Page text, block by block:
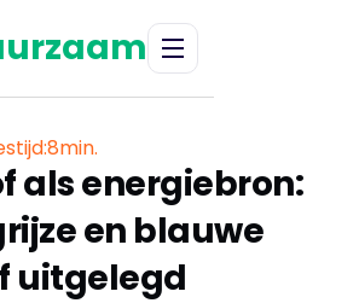
8min.
als energiebron:
en blauwe
uitgelegd